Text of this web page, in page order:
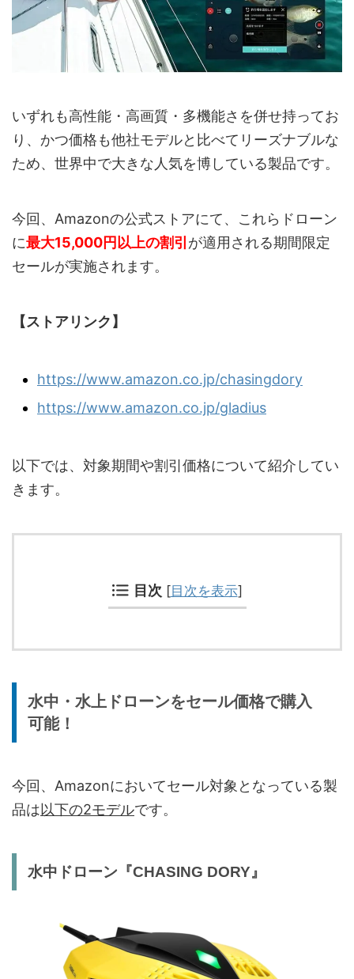
いずれも高性能・高画質・多機能さを併せ持ってお
り、かつ価格も他社モデルと比べてリーズナブルな
ため、世界中で大きな人気を博している製品です。
今回、Amazonの公式ストアにて、これらドローン
に最大15,000円以上の割引が適用される期間限定
セールが実施されます。
【ストアリンク】
https://www.amazon.co.jp/chasingdory
https://www.amazon.co.jp/gladius
以下では、対象期間や割引価格について紹介してい
きます。
目次 [目次を表示]
水中・水上ドローンをセール価格で購入
可能！
今回、Amazonにおいてセール対象となっている製
品は以下の2モデルです。
水中ドローン『CHASING DORY』